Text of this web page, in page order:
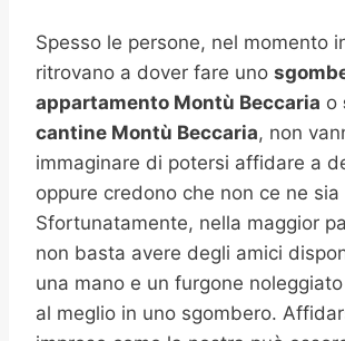
Spesso le persone, nel momento
ritrovano a dover fare uno
appartamento Montù Beccaria o
cantine Montù Beccaria, non
immaginare di potersi affidare a
oppure credono che non ce ne sia
Sfortunatamente, nella maggior
non basta avere degli amici
una mano e un furgone
al meglio in uno sgombero.